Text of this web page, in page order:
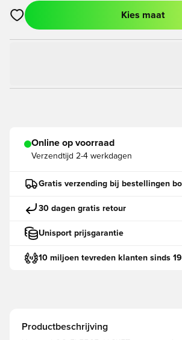
Opent een venster om in te loggen of je
Kies maat
Online op voorraad
Verzendtijd 2-4 werkdagen
Gratis verzending bij bestellingen
30 dagen gratis retour
Unisport prijsgarantie
10 miljoen tevreden klanten sinds
Productbeschrijving